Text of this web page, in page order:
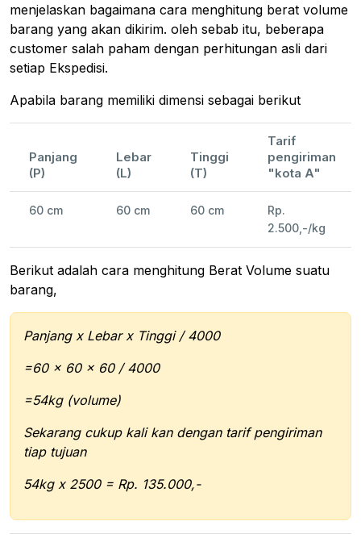
menjelaskan bagaimana cara menghitung berat volume
barang yang akan dikirim. oleh sebab itu, beberapa
customer salah paham dengan perhitungan asli dari
setiap Ekspedisi.
Apabila barang memiliki dimensi sebagai berikut
Panjang
(P)
Lebar
(L)
Tinggi
(T)
Tarif
pengiriman
"kota A"
60 cm 60 cm 60 cm
Rp.
2.500,-/kg
Berikut adalah cara menghitung Berat Volume suatu
barang,
Panjang x Lebar x Tinggi / 4000
=60 x 60 x 60 / 4000
=54kg (volume)
Sekarang cukup kali kan dengan tarif pengiriman
tiap tujuan
54kg x 2500 = Rp. 135.000,-